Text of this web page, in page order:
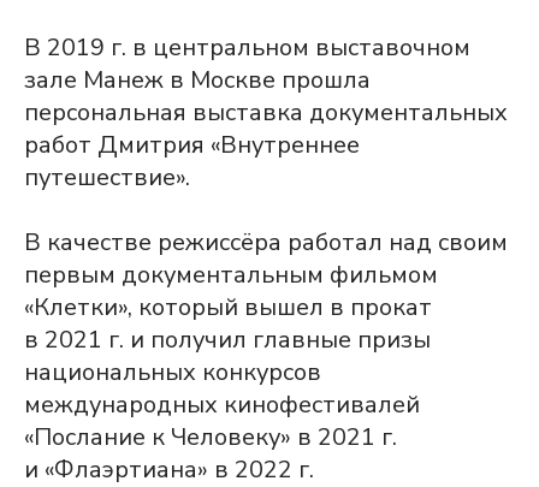
В 2019 г. в центральном выставочном
зале Манеж в Москве прошла
персональная выставка документальных
работ Дмитрия «Внутреннее
путешествие».
В качестве режиссёра работал над своим
первым документальным фильмом
«Клетки», который вышел в прокат
в 2021 г. и получил главные призы
национальных конкурсов
международных кинофестивалей
«Послание к Человеку» в 2021 г.
и «Флаэртиана» в 2022 г.